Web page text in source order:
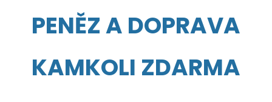
PENĚZ A DOPRAVA
KAMKOLI ZDARMA